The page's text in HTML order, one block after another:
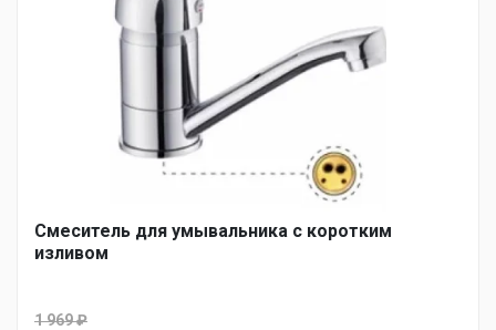
Смеситель для умывальника с коротким
изливом
1 969₽